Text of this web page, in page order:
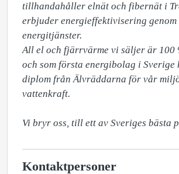
tillhandahåller elnät och fibernät i
erbjuder energieffektivisering genom
energitjänster.
All el och fjärrvärme vi säljer är 100
och som första energibolag i
diplom från Älvräddarna för vår
vattenkraft.
Vi bryr oss, till ett av Sveriges bästa
Kontaktpersoner